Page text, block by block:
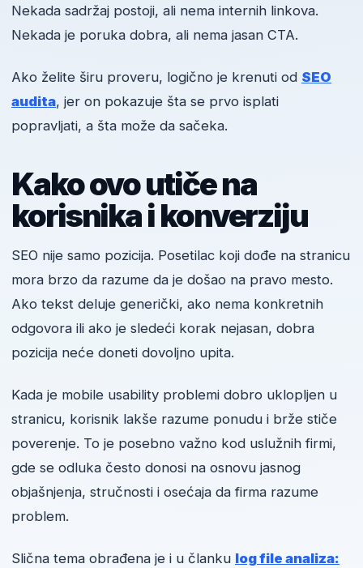
Nekada sadržaj postoji, ali nema internih linkova.
Nekada je poruka dobra, ali nema jasan CTA.
Ako želite širu proveru, logično je krenuti od SEO
audita, jer on pokazuje šta se prvo isplati
popravljati, a šta može da sačeka.
Kako ovo utiče na
korisnika i konverziju
SEO nije samo pozicija. Posetilac koji dođe na stranicu
mora brzo da razume da je došao na pravo mesto.
Ako tekst deluje generički, ako nema konkretnih
odgovora ili ako je sledeći korak nejasan, dobra
pozicija neće doneti dovoljno upita.
Kada je mobile usability problemi dobro uklopljen u
stranicu, korisnik lakše razume ponudu i brže stiče
poverenje. To je posebno važno kod uslužnih firmi,
gde se odluka često donosi na osnovu jasnog
objašnjenja, stručnosti i osećaja da firma razume
problem.
Slična tema obrađena je i u članku log file analiza: